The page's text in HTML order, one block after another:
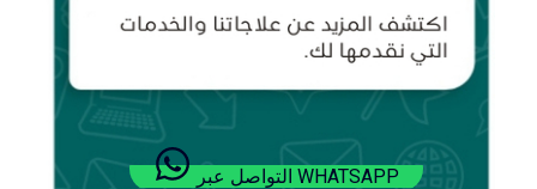
التواصل عبر WHATSAPP